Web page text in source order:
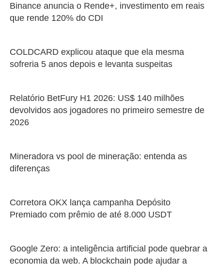
Binance anuncia o Rende+, investimento em reais
que rende 120% do CDI
COLDCARD explicou ataque que ela mesma
sofreria 5 anos depois e levanta suspeitas
Relatório BetFury H1 2026: US$ 140 milhões
devolvidos aos jogadores no primeiro semestre de
2026
Mineradora vs pool de mineração: entenda as
diferenças
Corretora OKX lança campanha Depósito
Premiado com prêmio de até 8.000 USDT
Google Zero: a inteligência artificial pode quebrar a
economia da web. A blockchain pode ajudar a